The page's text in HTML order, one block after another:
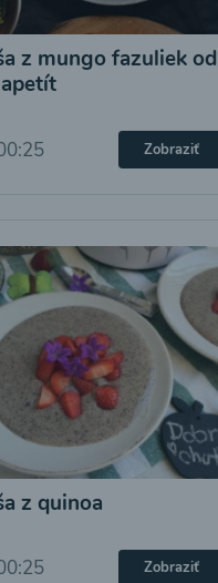
z mungo fazuliek od
Zobraziť
z quinoa
Zobraziť